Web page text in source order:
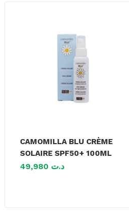
CAMOMILLA BLU CRÈME
SOLAIRE SPF50+ 100ML
د.ت